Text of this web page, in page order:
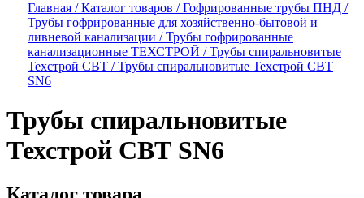
Главная /Каталог товаров /Гофрированные трубы ПНД /
Трубы гофрированные для хозяйственно-бытовой и
ливневой канализации /Трубы гофрированные
канализационные ТЕХСТРОЙ /Трубы спиральновитые
Техстрой СВТ /Трубы спиральновитые Техстрой СВТ
SN6
Трубы спиральновитые
Техстрой СВТ SN6